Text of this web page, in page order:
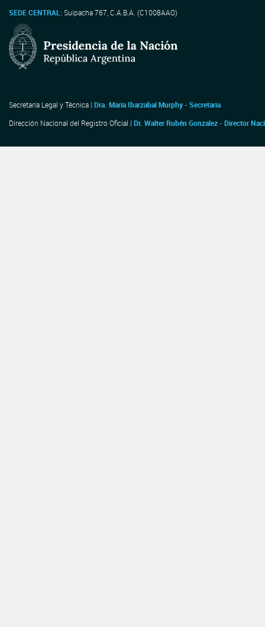
SEDE CENTRAL:Suipacha 767, C.A.B.A. (C1008AAO)
Secretaría Legal y Técnica | Dra. María Ibarzabal Murphy - Secretaria
Dirección Nacional del Registro Oficial | Dr. Walter Rubén Gonzalez - Director